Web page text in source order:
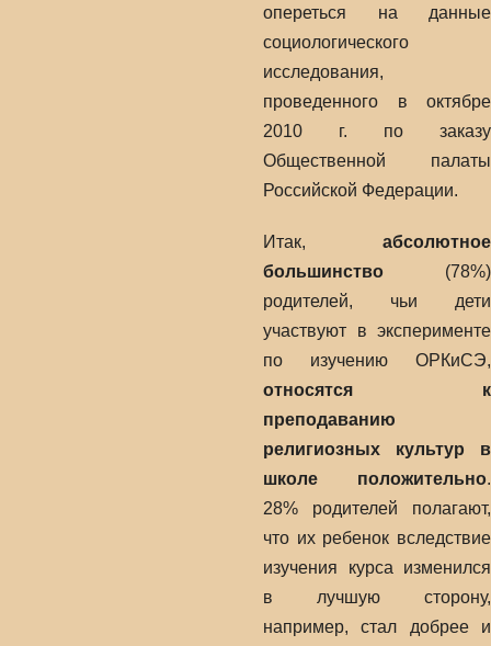
опереться на данные
социологического
исследования,
проведенного в октябре
2010 г. по заказу
Общественной палаты
Российской Федерации.
Итак, абсолютное
большинство (78%)
родителей, чьи дети
участвуют в эксперименте
по изучению ОРКиСЭ,
относятся к
преподаванию
религиозных культур в
школе положительно.
28% родителей полагают,
что их ребенок вследствие
изучения курса изменился
в лучшую сторону,
например, стал добрее и